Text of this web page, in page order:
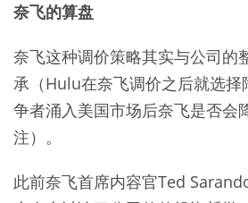
奈飞的算盘
奈飞这种调价策略其实与公司的
承（Hulu在奈飞调价之后就选择
争者涌入美国市场后奈飞是否会
注）。
此前奈飞首席内容官Ted